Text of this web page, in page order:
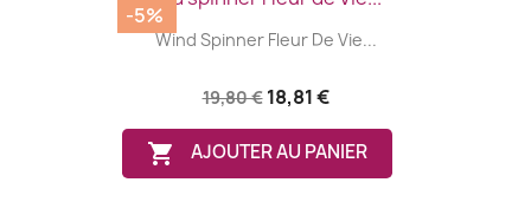
Wind Spinner Fleur De Vie...
19,80 € 18,81 €
 AJOUTER AU PANIER
-5%